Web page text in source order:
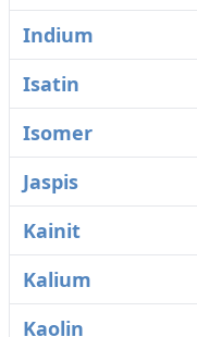
Indium
Isatin
Isomer
Jaspis
Kainit
Kalium
Kaolin